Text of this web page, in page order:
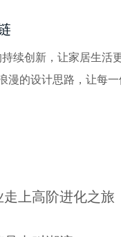
续创新，让家居生
的设计思路，让每
走上高阶进化之旅